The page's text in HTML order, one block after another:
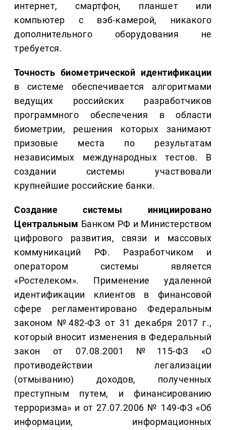
интернет, смартфон, планшет или
компьютер с вэб-камерой, никакого
дополнительного оборудования не
требуется.
Точность биометрической идентификации
в системе обеспечивается алгоритмами
ведущих российских разработчиков
программного обеспечения в области
биометрии, решения которых занимают
призовые места по результатам
независимых международных тестов. В
создании системы участвовали
крупнейшие российские банки.
Создание системы инициировано
Центральным Банком РФ и Министерством
цифрового развития, связи и массовых
коммуникаций РФ. Разработчиком и
оператором системы является
«Ростелеком». Применение удаленной
идентификации клиентов в финансовой
сфере регламентировано Федеральным
законом №482-ФЗ от 31 декабря 2017 г.,
который вносит изменения в Федеральный
закон от 07.08.2001 №115-ФЗ «О
противодействии легализации
(отмыванию) доходов, полученных
преступным путем, и финансированию
терроризма» и от 27.07.2006 № 149-ФЗ «Об
информации, информационных